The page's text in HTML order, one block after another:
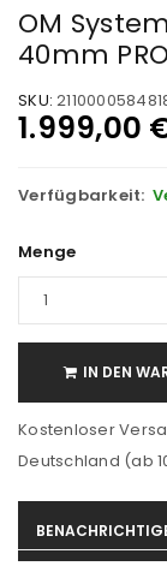
OM
40mm
SKU:
1.999,00
Verfügbarkeit:
Menge
IN DEN
Kostenloser
Deutschland (ab